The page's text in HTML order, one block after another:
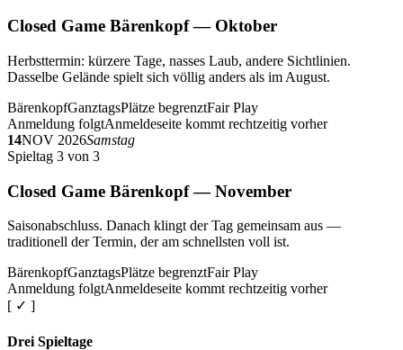
Closed Game Bärenkopf — Oktober
Herbsttermin: kürzere Tage, nasses Laub, andere Sichtlinien.
Dasselbe Gelände spielt sich völlig anders als im August.
BärenkopfGanztagsPlätze begrenztFair Play
Anmeldung folgtAnmeldeseite kommt rechtzeitig vorher
14NOV 2026Samstag
Spieltag 3 von 3
Closed Game Bärenkopf — November
Saisonabschluss. Danach klingt der Tag gemeinsam aus —
traditionell der Termin, der am schnellsten voll ist.
BärenkopfGanztagsPlätze begrenztFair Play
Anmeldung folgtAnmeldeseite kommt rechtzeitig vorher
[ ✓ ]
Drei Spieltage